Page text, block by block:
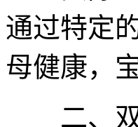
通过特定
母健康，
二、双